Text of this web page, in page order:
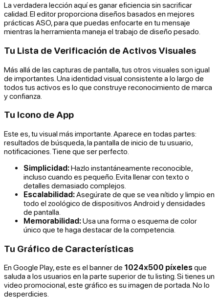
La verdadera lección aquí es ganar eficiencia sin sacrificar
calidad. El editor proporciona diseños basados en mejores
prácticas ASO, para que puedas enfocarte en tu mensaje
mientras la herramienta maneja el trabajo de diseño pesado.
Tu Lista de Verificación de Activos Visuales
Más allá de las capturas de pantalla, tus otros visuales son igual
de importantes. Una identidad visual consistente a lo largo de
todos tus activos es lo que construye reconocimiento de marca
y confianza.
Tu Icono de App
Este es, tu visual más importante. Aparece en todas partes:
resultados de búsqueda, la pantalla de inicio de tu usuario,
notificaciones. Tiene que ser perfecto.
Simplicidad:Hazlo instantáneamente reconocible,
incluso cuando es pequeño. Evita llenar con texto o
detalles demasiado complejos.
Escalabilidad:Asegúrate de que se vea nítido y limpio en
todo el zoológico de dispositivos Android y densidades
de pantalla.
Memorabilidad:Usa una forma o esquema de color
único que te haga destacar de la competencia.
Tu Gráfico de Características
En Google Play, este es el banner de 1024x500 píxelesque
saluda a los usuarios en la parte superior de tu listing. Si tienes un
video promocional, este gráfico es su imagen de portada. No lo
desperdicies.